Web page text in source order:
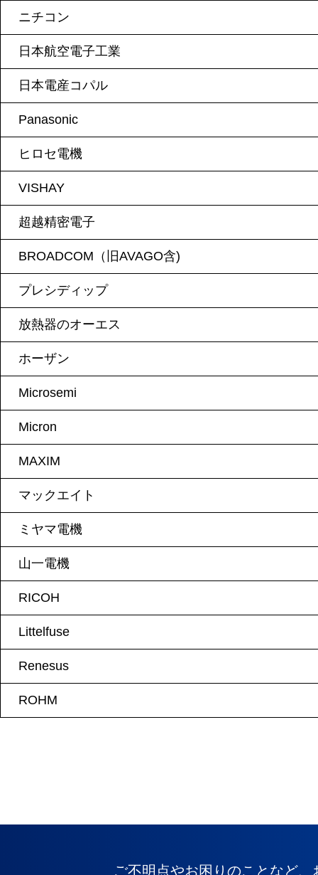
ニチコン
日本航空電子工業
日本電産コパル
Panasonic
ヒロセ電機
VISHAY
超越精密電子
BROADCOM（旧AVAGO含)
プレシディップ
放熱器のオーエス
ホーザン
Microsemi
Micron
MAXIM
マックエイト
ミヤマ電機
山一電機
RICOH
Littelfuse
Renesus
ROHM
ご不明点やお困りのことなど